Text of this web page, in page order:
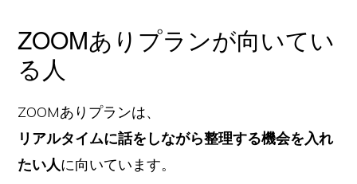
ZOOMありプランが向いてい
る人
ZOOMありプランは、
リアルタイムに話をしながら整理する機会を入れ
たい人に向いています。